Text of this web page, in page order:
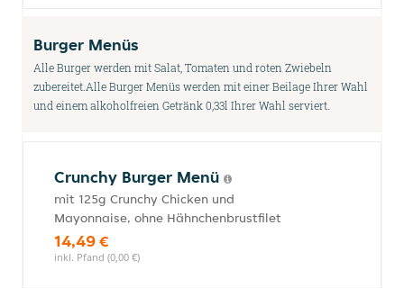
Burger Menüs
Alle Burger werden mit Salat, Tomaten und roten Zwiebeln
zubereitet.Alle Burger Menüs werden mit einer Beilage Ihrer Wahl
und einem alkoholfreien Getränk 0,33l Ihrer Wahl serviert.
Crunchy Burger Menü
mit 125g Crunchy Chicken und
Mayonnaise, ohne Hähnchenbrustfilet
14,49 €
inkl. Pfand (0,00 €)